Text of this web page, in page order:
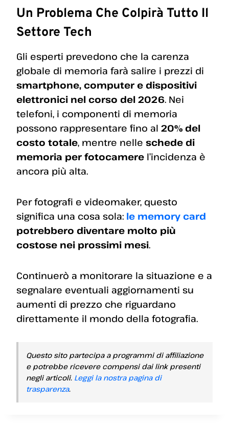
Un Problema Che Colpirà Tutto Il
Settore Tech
Gli esperti prevedono che la carenza
globale di memoria farà salire i prezzi di
smartphone, computer e dispositivi
elettronici nel corso del 2026. Nei
telefoni, i componenti di memoria
possono rappresentare fino al 20% del
costo totale, mentre nelle schede di
memoria per fotocamere l’incidenza è
ancora più alta.
Per fotografi e videomaker, questo
significa una cosa sola: le memory card
potrebbero diventare molto più
costose nei prossimi mesi.
Continuerò a monitorare la situazione e a
segnalare eventuali aggiornamenti su
aumenti di prezzo che riguardano
direttamente il mondo della fotografia.
Questo sito partecipa a programmi di affiliazione
e potrebbe ricevere compensi dai link presenti
negli articoli. Leggi la nostra pagina di
trasparenza.